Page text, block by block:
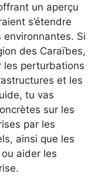
un aperçu
s’étendre
environnantes. Si
des Caraïbes,
les perturbations
et les
tu vas
sur les
par les
ainsi que les
aider les